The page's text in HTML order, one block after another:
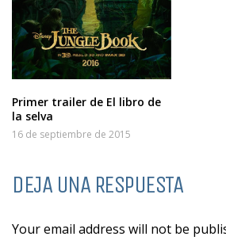
Primer trailer de El libro de
la selva
16 de septiembre de 2015
DEJA UNA RESPUESTA
Your email address will not be